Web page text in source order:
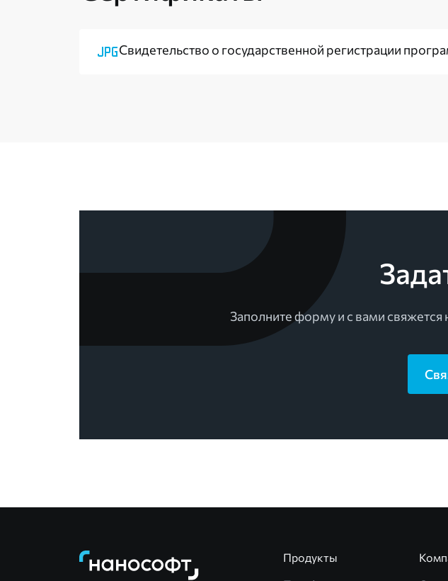
Свидетельство о государственной регистрации
Заполните форму и с вами свяжется
Продукты